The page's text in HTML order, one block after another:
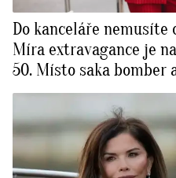
Do kanceláře nemusíte
Míra extravagance je
50. Místo saka bomber